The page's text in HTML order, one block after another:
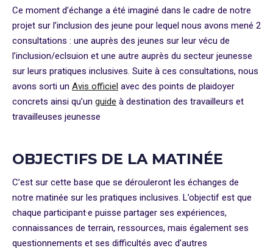
Ce moment d’échange a été imaginé dans le cadre de notre
projet sur l’inclusion des jeune pour lequel nous avons mené 2
consultations : une auprès des jeunes sur leur vécu de
l’inclusion/eclsuion et une autre auprès du secteur jeunesse
sur leurs pratiques inclusives. Suite à ces consultations, nous
avons sorti un Avis officiel avec des points de plaidoyer
concrets ainsi qu’un guide à destination des travailleurs et
travailleuses jeunesse
OBJECTIFS DE LA MATINÉE
C’est sur cette base que se dérouleront les échanges de
notre matinée sur les pratiques inclusives. L’objectif est que
chaque participant·e puisse partager ses expériences,
connaissances de terrain, ressources, mais également ses
questionnements et ses difficultés avec d’autres